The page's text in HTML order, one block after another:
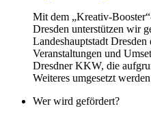
Mit dem „Kreativ-
Dresden unterstützen wir
Landeshauptstadt
Veranstaltungen und
Dresdner KKW, die
Weiteres umgesetzt
Wer wird gefördert?